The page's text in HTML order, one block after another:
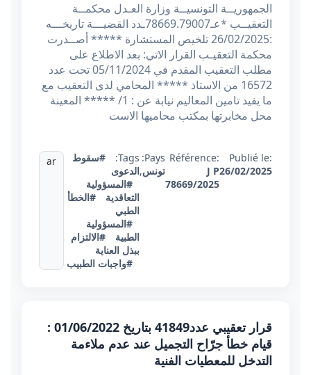
الجمهوريــة التونسيــة وزارة العـدل محكمــة
التعقيــب *عـ78669.79007ـدد القضيـــة تاريخـــه
:26/02/2025 تلخيص المستشارة ***** أصــدرت
محكمة التعقيـب القرار الاتي: بعد الاطلاع على
مطلب التعقيب المقدم في 05/11/2024 تحت عدد
16572 من الاستاذ ***** المحامي لدى التعقيب مع
ما يفيد تامين المعاليم نيابة عن : 1/ ***** المعينة
محل مخابرتها بمكتب محاميها الاست
Publié le:
26/02/2025
Référence:
J P
78669/2025
Pays:
تونس,
Tags:
#سقوط
الدعوى
#المسؤولية
التعاقدية
#الخطأ
الطبي
#المسؤولية
الطبية
#الالتزام
ببذل العناية
#واجبات الطبيب
ar
قرار تعقيبي عدد41849 بتاريخ 01/06/2022 :
قيام خطأ جرّاح التجميل عند عدم ملاءمة
التدخل للمعطيات الفنية